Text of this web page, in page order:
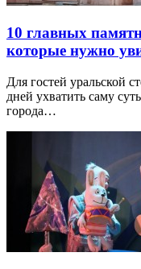
10 главных
которые нужно
Для гостей уральской
дней ухватить саму
города…